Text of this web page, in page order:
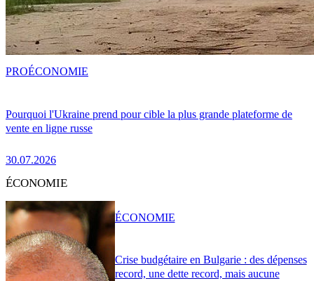
Pourquoi l'Ukraine prend pour cible la plus grande plateforme de
vente en ligne russe
30.07.2026
PROÉCONOMIE
ÉCONOMIE
Crise budgétaire en Bulgarie : des dépenses
record, une dette record, mais aucune
ÉCONOMIE